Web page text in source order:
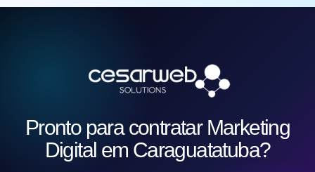
Pronto para contratar Marketing
Digital em Caraguatatuba?